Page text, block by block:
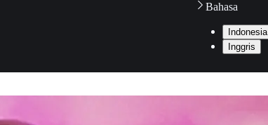
Bahasa
Indonesia
Inggris